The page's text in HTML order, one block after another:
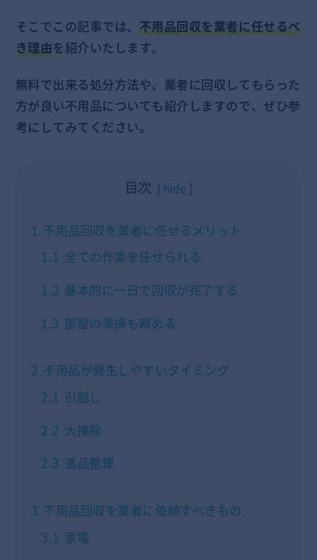
そこでこの記事では、 不用品回収を業者に任せるべ
き理由を紹介いたします。
無料で出来る処分方法や、業者に回収してもらった
方が良い不用品についても紹介しますので、ぜひ参
考にしてみてください。
目次 hide
1 不用品回収を業者に任せるメリット
1.1 全ての作業を任せられる
1.2 基本的に一日で回収が完了する
1.3 部屋の清掃も頼める
2 不用品が発生しやすいタイミング
2.1 引越し
2.2 大掃除
2.3 遺品整理
3 不用品回収を業者に依頼すべきもの
3.1 家電